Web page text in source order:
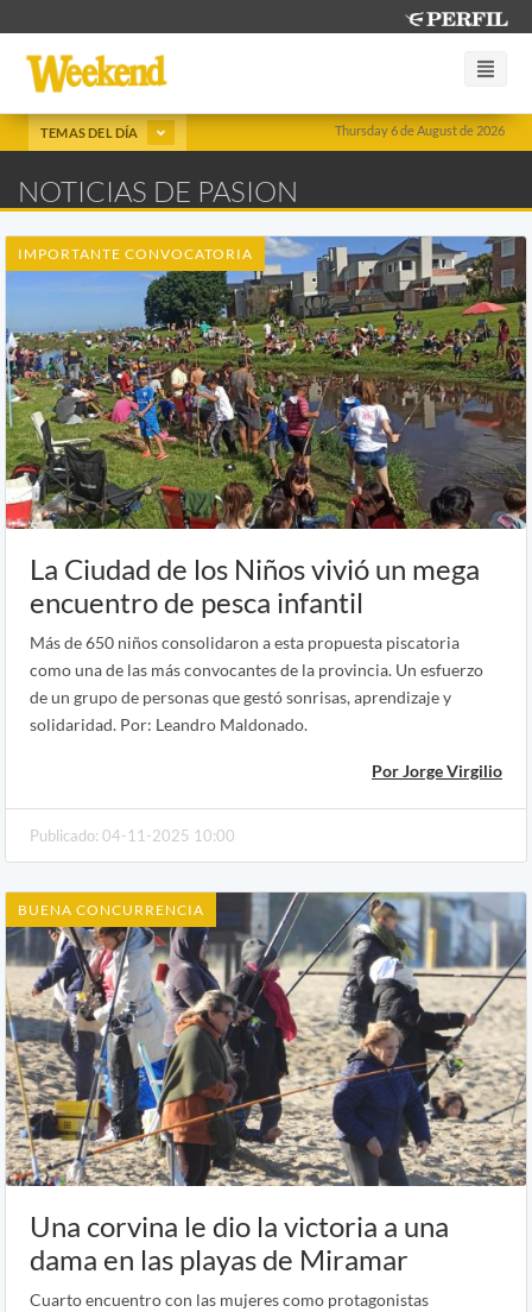
Thursday 6 de August de 2026
TEMAS DEL DÍA
NOTICIAS DE PASION
IMPORTANTE CONVOCATORIA
La Ciudad de los Niños vivió un mega
encuentro de pesca infantil
Más de 650 niños consolidaron a esta propuesta piscatoria
como una de las más convocantes de la provincia. Un esfuerzo
de un grupo de personas que gestó sonrisas, aprendizaje y
solidaridad. Por: Leandro Maldonado.
Por Jorge Virgilio
Publicado: 04-11-2025 10:00
BUENA CONCURRENCIA
Una corvina le dio la victoria a una
dama en las playas de Miramar
Cuarto encuentro con las mujeres como protagonistas